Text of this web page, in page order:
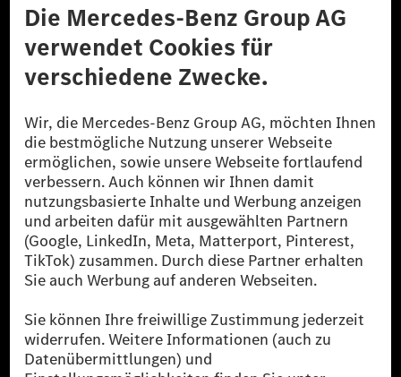
Datenschutz Lizenzhinweise Dritter Barrierefreiheit
© 2026 Mercedes-Benz Group AG. Alle Rechte vorbehalten.
[1] Bilanziell CO₂-neutral bedeutet, dass nicht vermiedene oder nicht
reduzierte CO₂-Emissionen bei der Mercedes-Benz Group durch
zertifizierte Ausgleichsprojekte kompensiert werden.
[2] Renewable Charging ist ein integraler Bestandteil von MB.CHARGE
Public in Europa, den USA, Kanada und China. Sofern an der jeweiligen
Ladestation noch kein Strom aus erneuerbaren Energien vorliegt,
verwendet Renewable Charging Grünstromzertifikate*. Diese stellen
sicher, dass für Ladevorgänge über MB.CHARGE Public eine äquivalente
Strommenge aus erneuerbaren Energien ins Stromnetz eingespeist wird.
als sechs Jahre sind.
* Inkl. EKOenergy Ökolabel
* Die angegebenen Werte wurden nach dem vorgeschriebenen
Messverfahren WLTP (Worldwide harmonised Light vehicles Test